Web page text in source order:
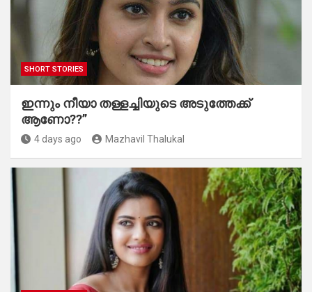
SHORT STORIES
ഇന്നും നീയാ തള്ളച്ചിയുടെ അടുത്തേക്ക്
ആണോ??”
4 days ago Mazhavil Thalukal